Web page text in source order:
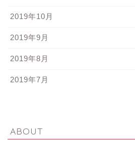
2019年10月
2019年9月
2019年8月
2019年7月
ABOUT